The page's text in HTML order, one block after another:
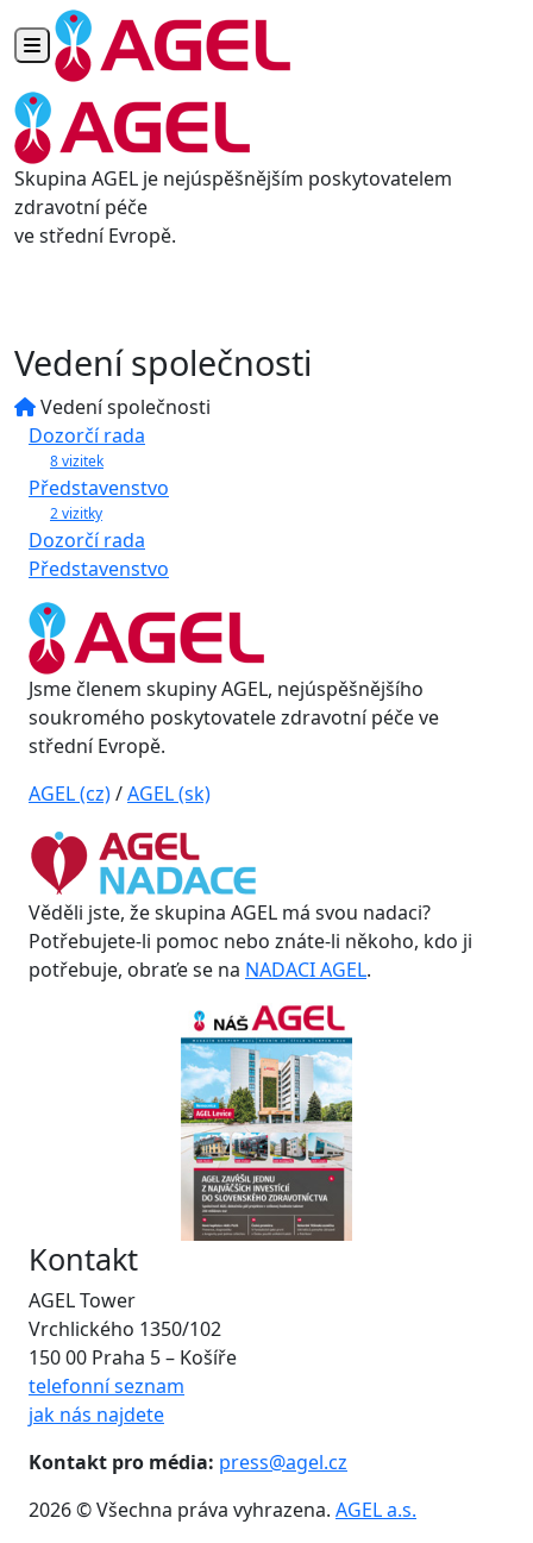
Toggle navigation
Skupina AGEL je nejúspěšnějším poskytovatelem
zdravotní péče
ve střední Evropě.
Vedení společnosti
Vedení společnosti
Dozorčí rada
8 vizitek
Představenstvo
2 vizitky
Dozorčí rada
Představenstvo
Jsme členem skupiny AGEL, nejúspěšnějšího
soukromého poskytovatele zdravotní péče ve
střední Evropě.
AGEL (cz)/AGEL (sk)
Věděli jste, že skupina AGEL má svou nadaci?
Potřebujete-li pomoc nebo znáte-li někoho, kdo ji
potřebuje, obraťe se na NADACI AGEL.
Kontakt
AGEL Tower
Vrchlického 1350/102
150 00 Praha 5 – Košíře
telefonní seznam
jak nás najdete
Kontakt pro média: press@agel.cz
2026 © Všechna práva vyhrazena. AGEL a.s.